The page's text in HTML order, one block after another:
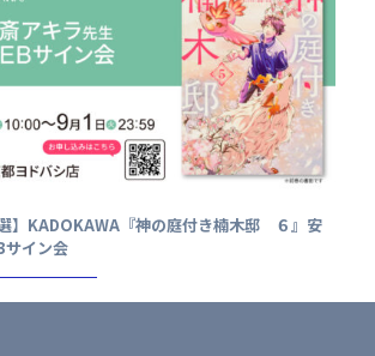
】KADOKAWA『神の庭付き楠木邸 ６』安
サイン会